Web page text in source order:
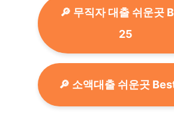
🔎 무직자 대출 쉬운곳
25
🔎 소액대출 쉬운곳